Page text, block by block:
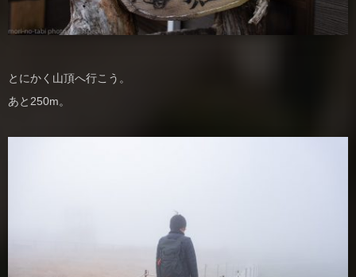
とにかく山頂へ行こう。
あと250m。